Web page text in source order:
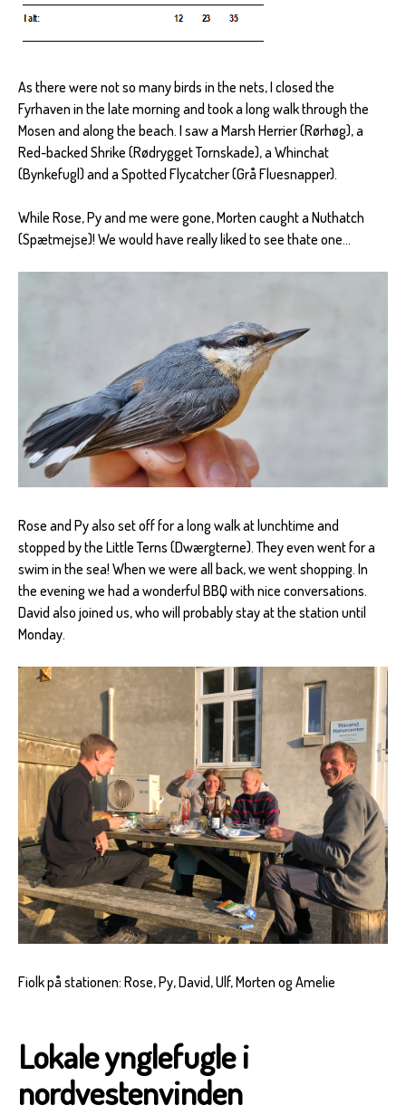
As there were not so many birds in the nets, I closed the
Fyrhaven in the late morning and took a long walk through the
Mosen and along the beach. I saw a Marsh Herrier (Rørhøg), a
Red-backed Shrike (Rødrygget Tornskade), a Whinchat
(Bynkefugl) and a Spotted Flycatcher (Grå Fluesnapper).
While Rose, Py and me were gone, Morten caught a Nuthatch
(Spætmejse)! We would have really liked to see thate one...
Rose and Py also set off for a long walk at lunchtime and
stopped by the Little Terns (Dwærgterne). They even went for a
swim in the sea! When we were all back, we went shopping. In
the evening we had a wonderful BBQ with nice conversations.
David also joined us, who will probably stay at the station until
Monday.
Fiolk på stationen: Rose, Py, David, Ulf, Morten og Amelie
Lokale ynglefugle i
nordvestenvinden